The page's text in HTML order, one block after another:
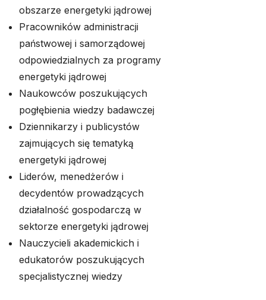
obszarze energetyki jądrowej
Pracowników administracji
państwowej i samorządowej
odpowiedzialnych za programy
energetyki jądrowej
Naukowców poszukujących
pogłębienia wiedzy badawczej
Dziennikarzy i publicystów
zajmujących się tematyką
energetyki jądrowej
Liderów, menedżerów i
decydentów prowadzących
działalność gospodarczą w
sektorze energetyki jądrowej
Nauczycieli akademickich i
edukatorów poszukujących
specjalistycznej wiedzy